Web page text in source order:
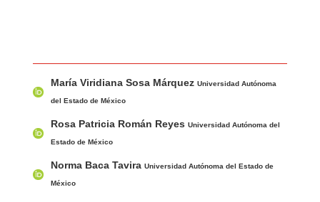
u
r
s
María Viridiana Sosa MárquezUniversidad Autónoma
del Estado de México
Rosa Patricia Román ReyesUniversidad Autónoma del
Estado de México
Norma Baca TaviraUniversidad Autónoma del Estado de
México